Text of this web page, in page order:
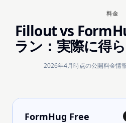
料金
Fillout vs
ラン：実際に得
2026年4月時点の公開料金情
FormHug Free